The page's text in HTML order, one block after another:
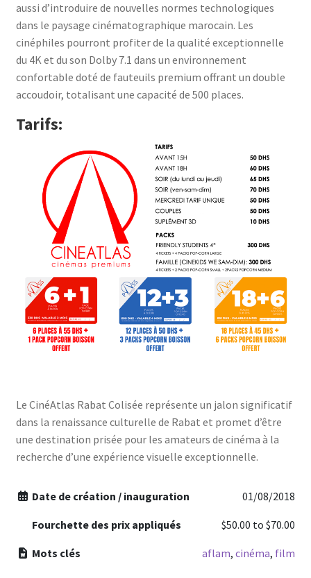
aussi d’introduire de nouvelles normes technologiques
dans le paysage cinématographique marocain. Les
cinéphiles pourront profiter de la qualité exceptionnelle
du 4K et du son Dolby 7.1 dans un environnement
confortable doté de fauteuils premium offrant un double
accoudoir, totalisant une capacité de 500 places.
Tarifs:
Le CinéAtlas Rabat Colisée représente un jalon significatif
dans la renaissance culturelle de Rabat et promet d’être
une destination prisée pour les amateurs de cinéma à la
recherche d’une expérience visuelle exceptionnelle.
Date de création / inauguration 01/08/2018
Fourchette des prix appliqués $50.00 to$70.00
Mots clés aflam,cinéma, film